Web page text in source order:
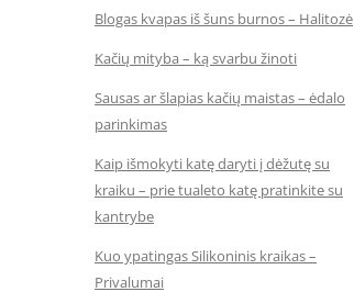
Blogas kvapas iš šuns burnos – Halitozė
Kačių mityba – ką svarbu žinoti
Sausas ar šlapias kačių maistas – ėdalo
parinkimas
Kaip išmokyti katę daryti į dėžutę su
kraiku – prie tualeto katę pratinkite su
kantrybe
Kuo ypatingas Silikoninis kraikas –
Privalumai